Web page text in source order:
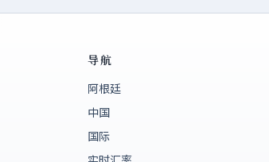
导航
阿根廷
中国
国际